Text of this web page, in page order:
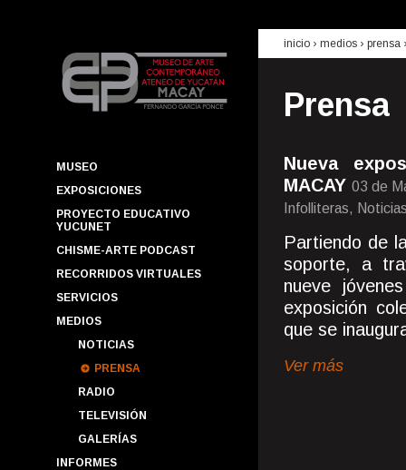
MUSEO
EXPOSICIONES
PROYECTO EDUCATIVO
YUCUNET
CHISME-ARTE PODCAST
RECORRIDOS VIRTUALES
SERVICIOS
MEDIOS
NOTICIAS
PRENSA
RADIO
TELEVISIÓN
GALERÍAS
INFORMES
inicio › medios › prensa
Prensa
Nueva
MACAY 03 de
Infolliteras,
Partiendo de
soporte, a
nueve
exposición
que se
Ver más